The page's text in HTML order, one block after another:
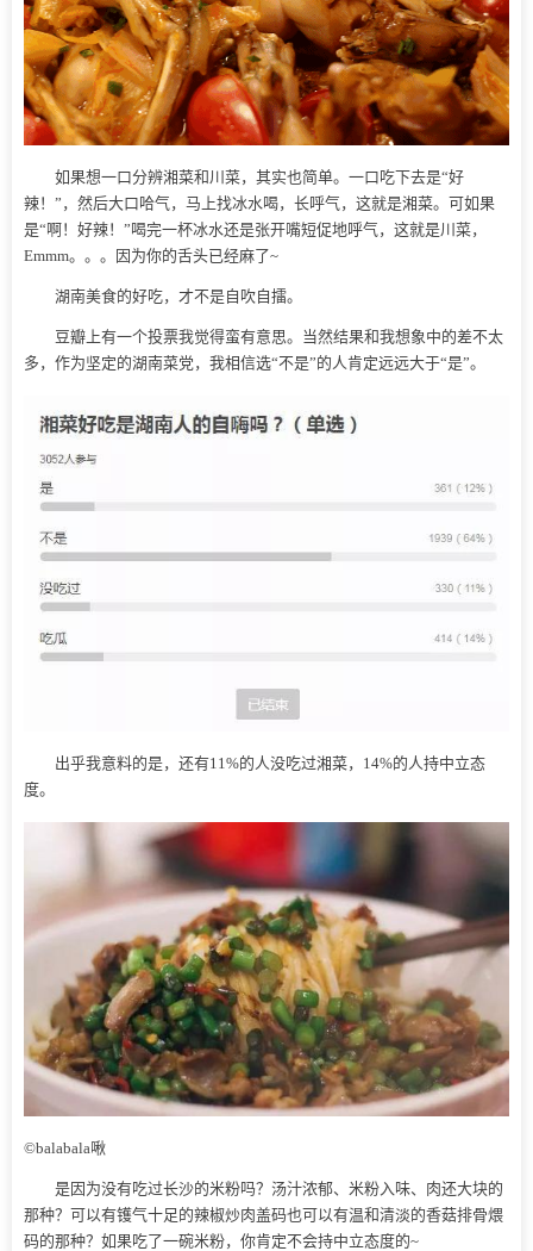
如果想一口分辨湘菜和川菜，其实也简单。一口吃下去是“好
辣！”，然后大口哈气，马上找冰水喝，长呼气，这就是湘菜。可如果
是“啊！好辣！”喝完一杯冰水还是张开嘴短促地呼气，这就是川菜，
Emmm。。。因为你的舌头已经麻了~
湖南美食的好吃，才不是自吹自擂。
豆瓣上有一个投票我觉得蛮有意思。当然结果和我想象中的差不太
多，作为坚定的湖南菜党，我相信选“不是”的人肯定远远大于“是”。
出乎我意料的是，还有11%的人没吃过湘菜，14%的人持中立态
度。
©balabala啾
是因为没有吃过长沙的米粉吗？汤汁浓郁、米粉入味、肉还大块的
那种？可以有镬气十足的辣椒炒肉盖码也可以有温和清淡的香菇排骨煨
码的那种？如果吃了一碗米粉，你肯定不会持中立态度的~